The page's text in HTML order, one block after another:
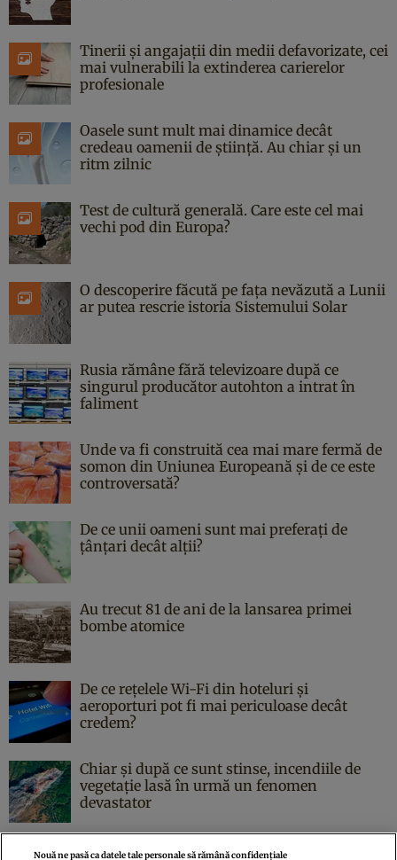
Tinerii și angajații din medii defavorizate, cei
mai vulnerabili la extinderea carierelor
profesionale
Oasele sunt mult mai dinamice decât
credeau oamenii de știință. Au chiar și un
ritm zilnic
Test de cultură generală. Care este cel mai
vechi pod din Europa?
O descoperire făcută pe fața nevăzută a Lunii
ar putea rescrie istoria Sistemului Solar
Rusia rămâne fără televizoare după ce
singurul producător autohton a intrat în
faliment
Unde va fi construită cea mai mare fermă de
somon din Uniunea Europeană și de ce este
controversată?
De ce unii oameni sunt mai preferați de
țânțari decât alții?
Au trecut 81 de ani de la lansarea primei
bombe atomice
De ce rețelele Wi-Fi din hoteluri și
aeroporturi pot fi mai periculoase decât
credem?
Chiar și după ce sunt stinse, incendiile de
vegetație lasă în urmă un fenomen
devastator
Nouă ne pasă ca datele tale personale să rămână confidențiale